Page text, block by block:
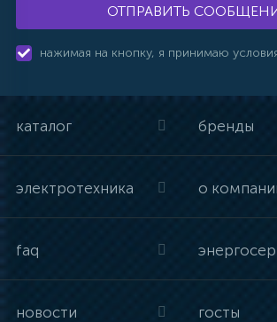
ОТПРАВИТЬ
нажимая на кнопку, я принимаю
каталог бренды
электротехника о
faq
новости госты